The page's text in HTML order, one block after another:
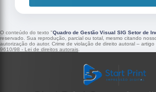
O conteúdo do texto "Quadro de Gestão Visual SIG Setor de
reservado. Sua reprodução, parcial ou total, mesmo citando
autorização do autor. Crime de violação de direito autoral –
9610/98 - Lei de direitos autorais